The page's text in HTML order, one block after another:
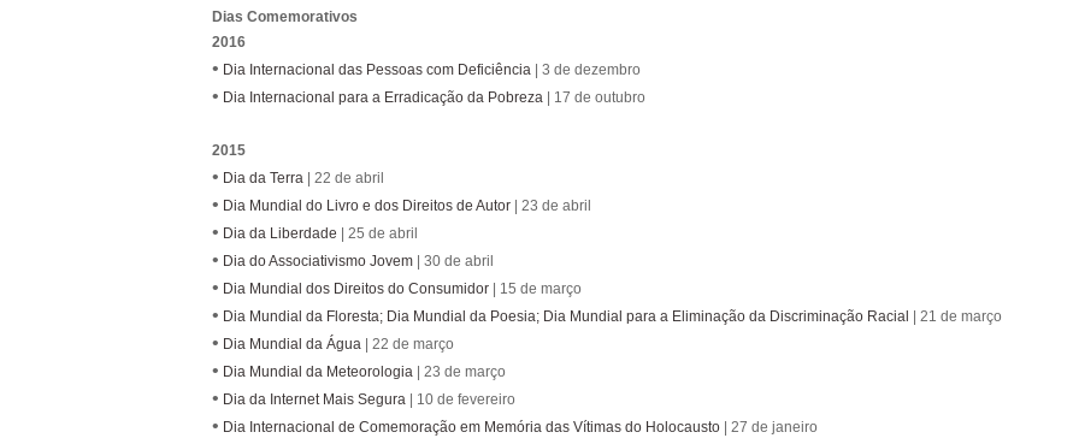
Dias Comemorativos
2016
• Dia Internacional das Pessoas com Deficiência| 3 de dezembro
• Dia Internacional para a Erradicação da Pobreza| 17 de outubro
2015
• Dia da Terra| 22 de abril
• Dia Mundial do Livro e dos Direitos de Autor| 23 de abril
• Dia da Liberdade | 25 de abril
• Dia do Associativismo Jovem| 30 de abril
• Dia Mundial dos Direitos do Consumidor| 15 de março
• Dia Mundial da Floresta; Dia Mundial da Poesia; Dia Mundial para a Eliminação da Discriminação Racial | 21 de março
• Dia Mundial da Água| 22 de março
• Dia Mundial da Meteorologia| 23 de março
• Dia da Internet Mais Segura| 10 de fevereiro
• Dia Internacional de Comemoração em Memória das Vítimas do Holocausto| 27 de janeiro